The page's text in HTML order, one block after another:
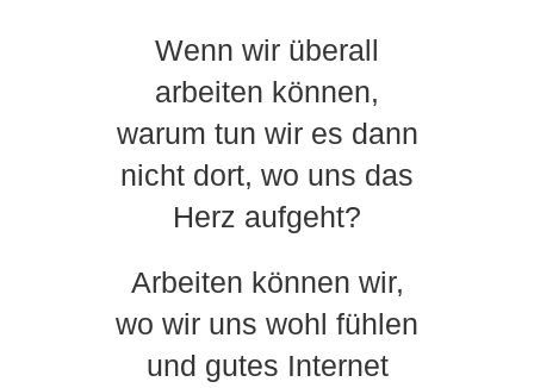
Wenn wir überall
arbeiten können,
warum tun wir es dann
nicht dort, wo uns das
Herz aufgeht?
Arbeiten können wir,
wo wir uns wohl fühlen
und gutes Internet